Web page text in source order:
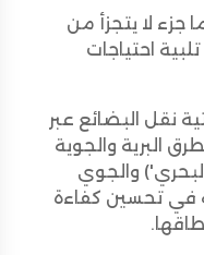
جزء لا يتجزأ من
احتياجات
نقل البضائع عبر
البرية والجوية
والجوي
في تحسين كفاءة